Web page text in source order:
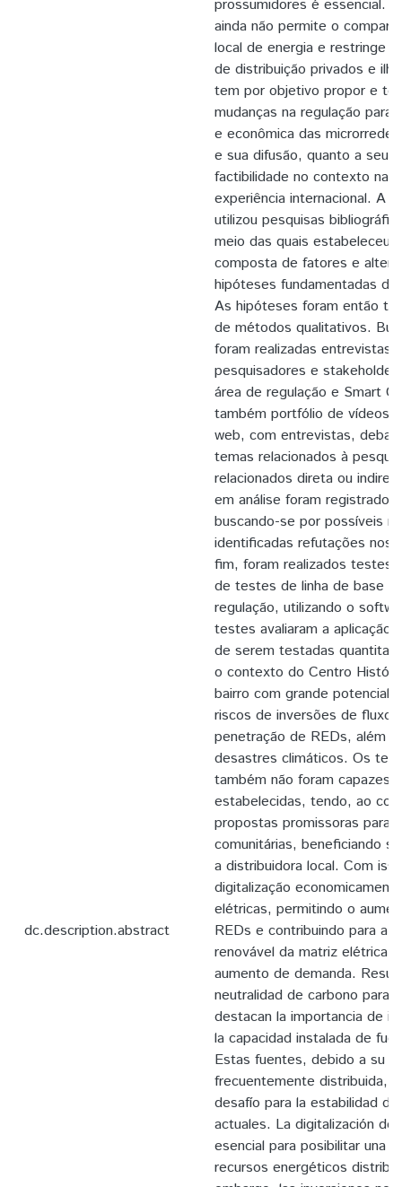
dc.description.abstract
prossumidores é essencial.
ainda não permite o
local de energia e restringe
de distribuição privados e
tem por objetivo propor e
mudanças na regulação para
e econômica das
e sua difusão, quanto a seu
factibilidade no contexto
experiência internacional. A
utilizou pesquisas
meio das quais
composta de fatores e
hipóteses fundamentadas
As hipóteses foram então
de métodos qualitativos.
foram realizadas entrevistas
pesquisadores e
área de regulação e Smart
também portfólio de vídeos
web, com entrevistas,
temas relacionados à
relacionados direta ou
em análise foram registrados
buscando-se por possíveis
identificadas refutações nos
fim, foram realizados testes
de testes de linha de base
regulação, utilizando o
testes avaliaram a aplicação
de serem testadas
o contexto do Centro
bairro com grande potencial
riscos de inversões de fluxo
penetração de REDs, além
desastres climáticos. Os
também não foram capazes
estabelecidas, tendo, ao
propostas promissoras para
comunitárias, beneficiando
a distribuidora local. Com
digitalização
elétricas, permitindo o
REDs e contribuindo para a
renovável da matriz elétrica
aumento de demanda.
neutralidad de carbono para
destacan la importancia de
la capacidad instalada de
Estas fuentes, debido a su
frecuentemente distribuida,
desafío para la estabilidad
actuales. La digitalización
esencial para posibilitar una
recursos energéticos